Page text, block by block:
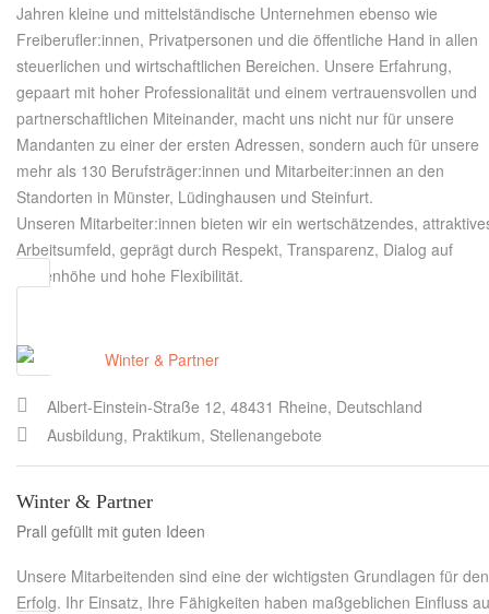
Jahren kleine und mittelständische Unternehmen ebenso wie
Freiberufler:innen, Privatpersonen und die öffentliche Hand in allen
steuerlichen und wirtschaftlichen Bereichen. Unsere Erfahrung,
gepaart mit hoher Professionalität und einem vertrauensvollen und
partnerschaftlichen Miteinander, macht uns nicht nur für unsere
Mandanten zu einer der ersten Adressen, sondern auch für unsere
mehr als 130 Berufsträger:innen und Mitarbeiter:innen an den
Standorten in Münster, Lüdinghausen und Steinfurt.
Unseren Mitarbeiter:innen bieten wir ein wertschätzendes,
Arbeitsumfeld, geprägt durch Respekt, Transparenz, Dialog auf
Augenhöhe und hohe Flexibilität.
Albert-Einstein-Straße 12, 48431 Rheine, Deutschland
Ausbildung, Praktikum, Stellenangebote
Winter & Partner
Prall gefüllt mit guten Ideen
Unsere Mitarbeitenden sind eine der wichtigsten Grundlagen für den
Erfolg. Ihr Einsatz, Ihre Fähigkeiten haben maßgeblichen Einfluss